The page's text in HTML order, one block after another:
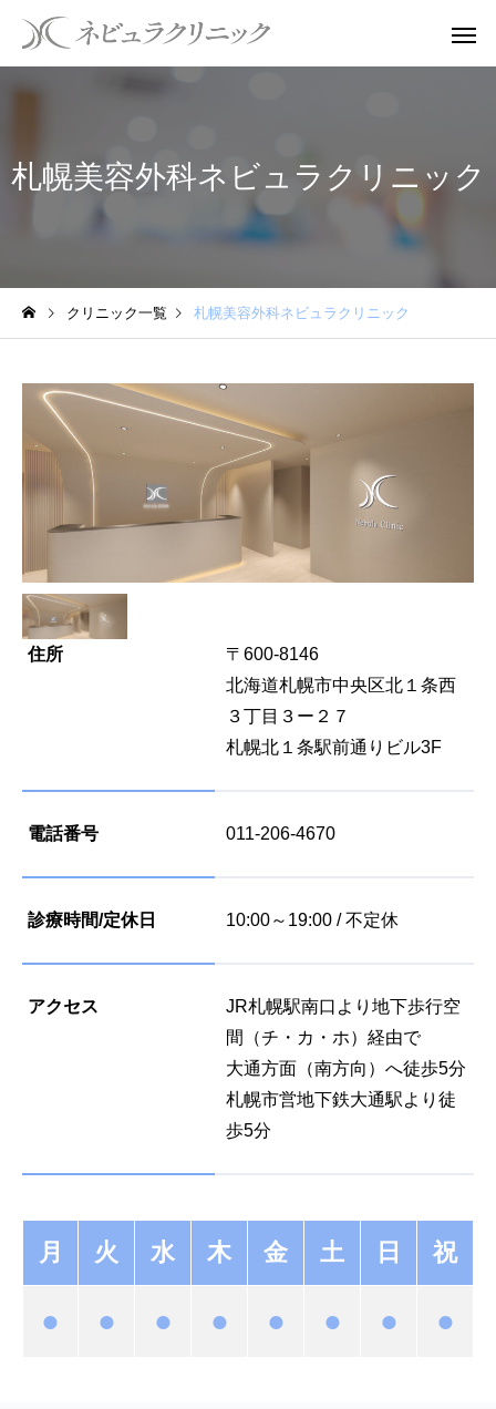
札幌美容外科ネビュラクリニック
クリニック一覧 札幌美容外科ネビュラクリニック
住所
〒600-8146
北海道札幌市中央区北１条西
３丁目３ー２７
札幌北１条駅前通りビル3F
電話番号 011-206-4670
診療時間/定休日 10:00～19:00 / 不定休
アクセス
JR札幌駅南口より地下歩行空
間（チ・カ・ホ）経由で
大通方面（南方向）へ徒歩5分
札幌市営地下鉄大通駅より徒
歩5分
月 火 水 木 金 土 日 祝
● ● ● ● ● ● ● ●